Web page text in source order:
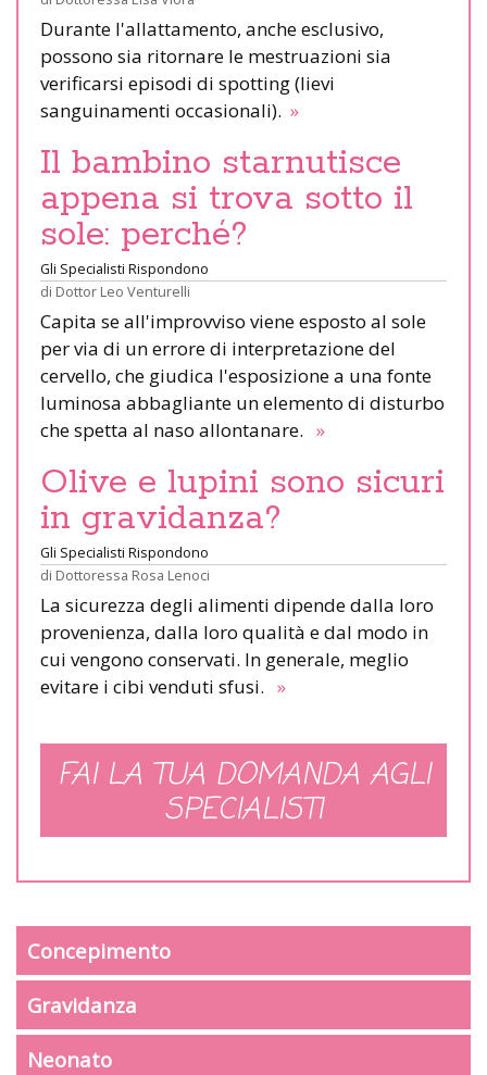
Durante l'allattamento, anche esclusivo,
possono sia ritornare le mestruazioni sia
verificarsi episodi di spotting (lievi
sanguinamenti occasionali). »
Il bambino starnutisce
appena si trova sotto il
sole: perché?
Gli Specialisti Rispondono
di Dottor Leo Venturelli
Capita se all'improvviso viene esposto al sole
per via di un errore di interpretazione del
cervello, che giudica l'esposizione a una fonte
luminosa abbagliante un elemento di disturbo
che spetta al naso allontanare. »
Olive e lupini sono sicuri
in gravidanza?
Gli Specialisti Rispondono
di Dottoressa Rosa Lenoci
La sicurezza degli alimenti dipende dalla loro
provenienza, dalla loro qualità e dal modo in
cui vengono conservati. In generale, meglio
evitare i cibi venduti sfusi. »
FAI LA TUA DOMANDA AGLI
SPECIALISTI
Concepimento
Gravidanza
Neonato